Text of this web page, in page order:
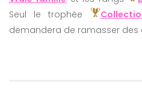
Seul le trophée
demandera de ramasser des